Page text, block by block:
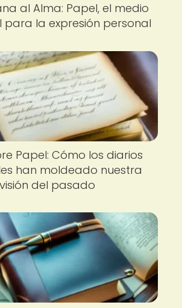
al Alma: Papel, el medio
para la expresión personal
Papel: Cómo los diarios
han moldeado nuestra
visión del pasado